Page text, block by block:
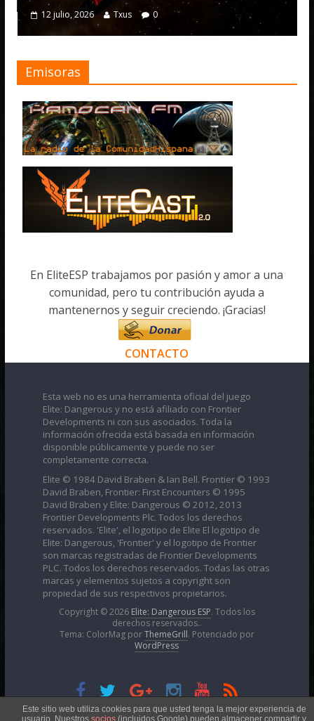
Txus 0 4 julio, 2026
Emisoras
En EliteESP trabajamos por pasión y amor a una
comunidad, pero tu contribución ayuda a
mantenernos y seguir creciendo. ¡Gracias!
CONTACTO
Esta web no es una herramienta oficial del juego
Elite: Dangerous y no está afiliado con Frontier
Developments ni con sus asociados. Toda la
información ofrecida está basada en información
disponible públicamente y puede no ser
completamente correcta.
Elite © 1984 David Braben & Ian Bell. Frontier © 1993
David Braben, Frontier: First Encounters © 1995
David Braben y Elite: Dangerous © 2012, 2013
Frontier Developments Plc. Todos los derechos
reservados. 'Elite', el logotipo de Elite El logotipo de
Elite: Dangerous, 'Frontier' y el logotipo de Frontier
son marcas registradas de Frontier Developments
PLC. Todos los derechos reservados. Todas las otras
marcas y elementos sujetos a copyright son
propiedad de sus respectivos propietarios.
Copyright © 2026 Elite: Dangerous ESP . Todos los
derechos reservados..
Tema: ColorMag porThemeGrill . Potenciado por
WordPress
Esta obra está bajo unaLicencia Creative Commons
Este sitio web utiliza cookies para que usted tenga la mejor experiencia de
usuario. Nuestros socios (incluidos Google) pueden almacener compartir y